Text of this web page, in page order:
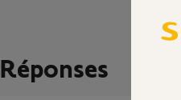
Réponses